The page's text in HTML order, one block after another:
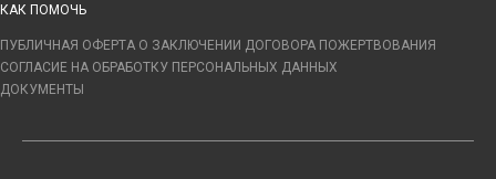
КАК ПОМОЧЬ
ПУБЛИЧНАЯ ОФЕРТА О ЗАКЛЮЧЕНИИ ДОГОВОРА ПОЖЕРТВОВАНИЯ
СОГЛАСИЕ НА ОБРАБОТКУ ПЕРСОНАЛЬНЫХ ДАННЫХ
ДОКУМЕНТЫ